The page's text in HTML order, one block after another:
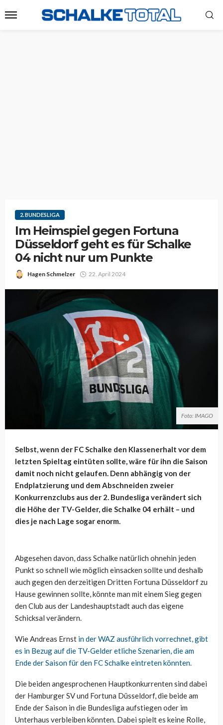
2. BUNDESLIGA
Im Heimspiel gegen Fortuna
Düsseldorf geht es für Schalke
04 nicht nur um Punkte
Hagen Schmelzer 22. April 2024
Foto: IMAGO
Selbst, wenn der FC Schalke den Klassenerhalt vor dem
letzten Spieltag eintüten sollte, wäre für ihn die Saison
damit noch nicht gelaufen. Denn abhängig von der
Endplatzierung und dem Abschneiden zweier
Konkurrenzclubs aus der 2. Bundesliga verändert sich
die Höhe der TV-Gelder, die Schalke 04 erhält – und
dies je nach Lage sogar enorm.
Abgesehen davon, dass Schalke natürlich ohnehin jeden
Punkt so schnell wie möglich einsacken sollte und deshalb
auch gegen den derzeitigen Dritten Fortuna Düsseldorf zu
Hause gewinnen sollte, könnte man mit einem Sieg gegen
den Club aus der Landeshauptstadt auch das eigene
Schicksal verändern.
Wie Andreas Ernst in der WAZ ausführlich vorrechnet, gibt
es in Bezug auf die TV-Gelder etliche Szenarien, die am
Ende der Saison für den FC Schalke eintreten könnten.
Die beiden angesprochenen Hauptkonkurrenten sind dabei
der Hamburger SV und Fortuna Düsseldorf, die beide am
Ende der Saison in die Bundesliga aufstiegen oder im
Unterhaus verbleiben könnten. Dabei spielt es keine Rolle,